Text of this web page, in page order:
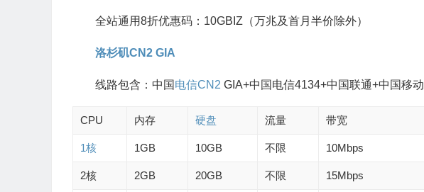
全站通用8折优惠码：10GBIZ（万兆及首月半价除外）
洛杉矶CN2 GIA
线路包含：中国 电信CN2 GIA+中国电信4134+中国联通+中国移动
CPU 内存 硬盘 流量 带宽
1核 1GB 10GB 不限 10Mbps
2核 2GB 20GB 不限 15Mbps